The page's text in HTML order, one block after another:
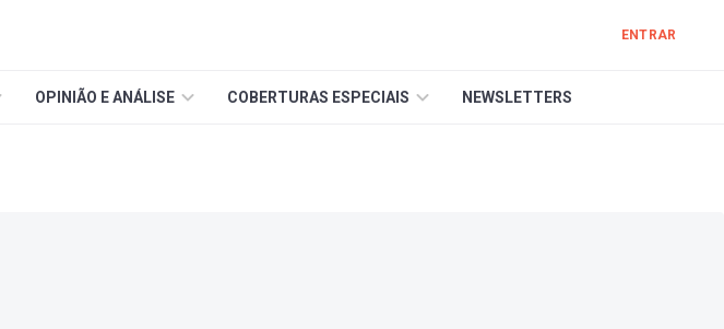
ENTRAR
OPINIÃO E ANÁLISE COBERTURAS ESPECIAIS NEWSLETTERS